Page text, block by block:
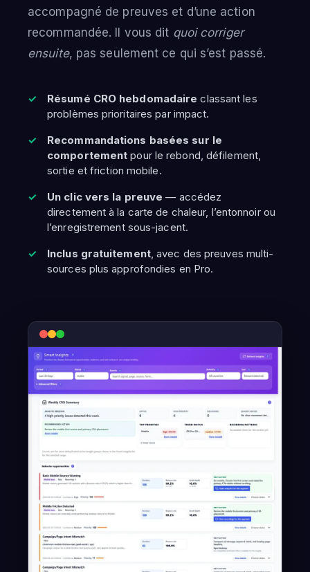
accompagné de preuves et d’une action
recommandée. Il vous dit quoi corriger
ensuite, pas seulement ce qui s’est passé.
Résumé CRO hebdomadaire classant les
problèmes prioritaires par impact.
Recommandations basées sur le
comportement pour le rebond, défilement,
sortie et friction mobile.
Un clic vers la preuve — accédez
directement à la carte de chaleur, l’entonnoir ou
l’enregistrement sous-jacent.
Inclus gratuitement, avec des preuves multi-
sources plus approfondies en Pro.